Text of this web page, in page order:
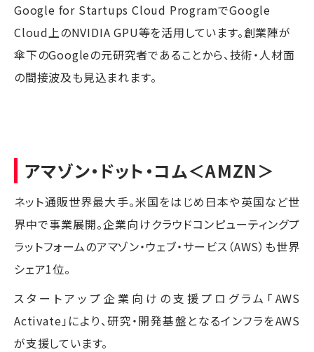
Google for Startups Cloud ProgramでGoogle
Cloud上のNVIDIA GPU等を活用しています。創業陣が
傘下のGoogleの元研究者であることから、技術・人材面
の間接波及も見込まれます。
アマゾン・ドット・コム＜AMZN＞
ネット通販世界最大手。米国をはじめ日本や英国など世
界中で事業展開。企業向けクラウドコンピューティングプ
ラットフォームのアマゾン・ウェブ・サービス（AWS）も世界
シェア1位。
スタートアップ企業向けの支援プログラム「AWS
Activate」により、研究・開発基盤となるインフラをAWS
が支援しています。